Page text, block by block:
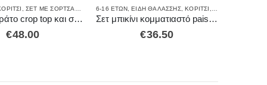
,ΣΕΤ ΜΕ ΣΟΡΤΣΑΚΙ ΣΕΤ ΡΟΎΧΑ
Σετ με αεράτο crop top και σορτς.
€48.00
6-16 ΕΤΏΝ,ΕΊΔΗ ΘΑΛΆΣΣΗΣ,ΚΟΡΊΤΣΙ , ΜΑΓΙΌ
Σετ μπικίνι κομματιαστό paisley’s touch
€36.50